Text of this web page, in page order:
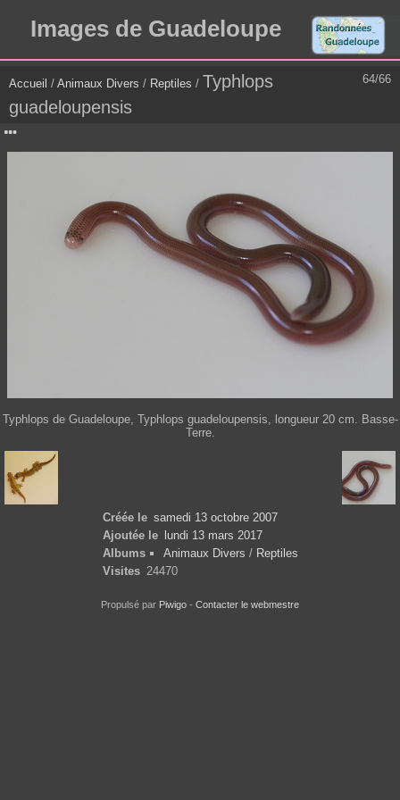
Images de Guadeloupe
64/66
Accueil / Animaux Divers / Reptiles / Typhlops
guadeloupensis
Typhlops de Guadeloupe, Typhlops guadeloupensis, longueur 20 cm. Basse-
Terre.
Créée le samedi 13 octobre 2007
Ajoutée le
lundi 13 mars 2017
Albums
Animaux Divers / Reptiles
Visites 24470
Propulsé par Piwigo - Contacter le webmestre